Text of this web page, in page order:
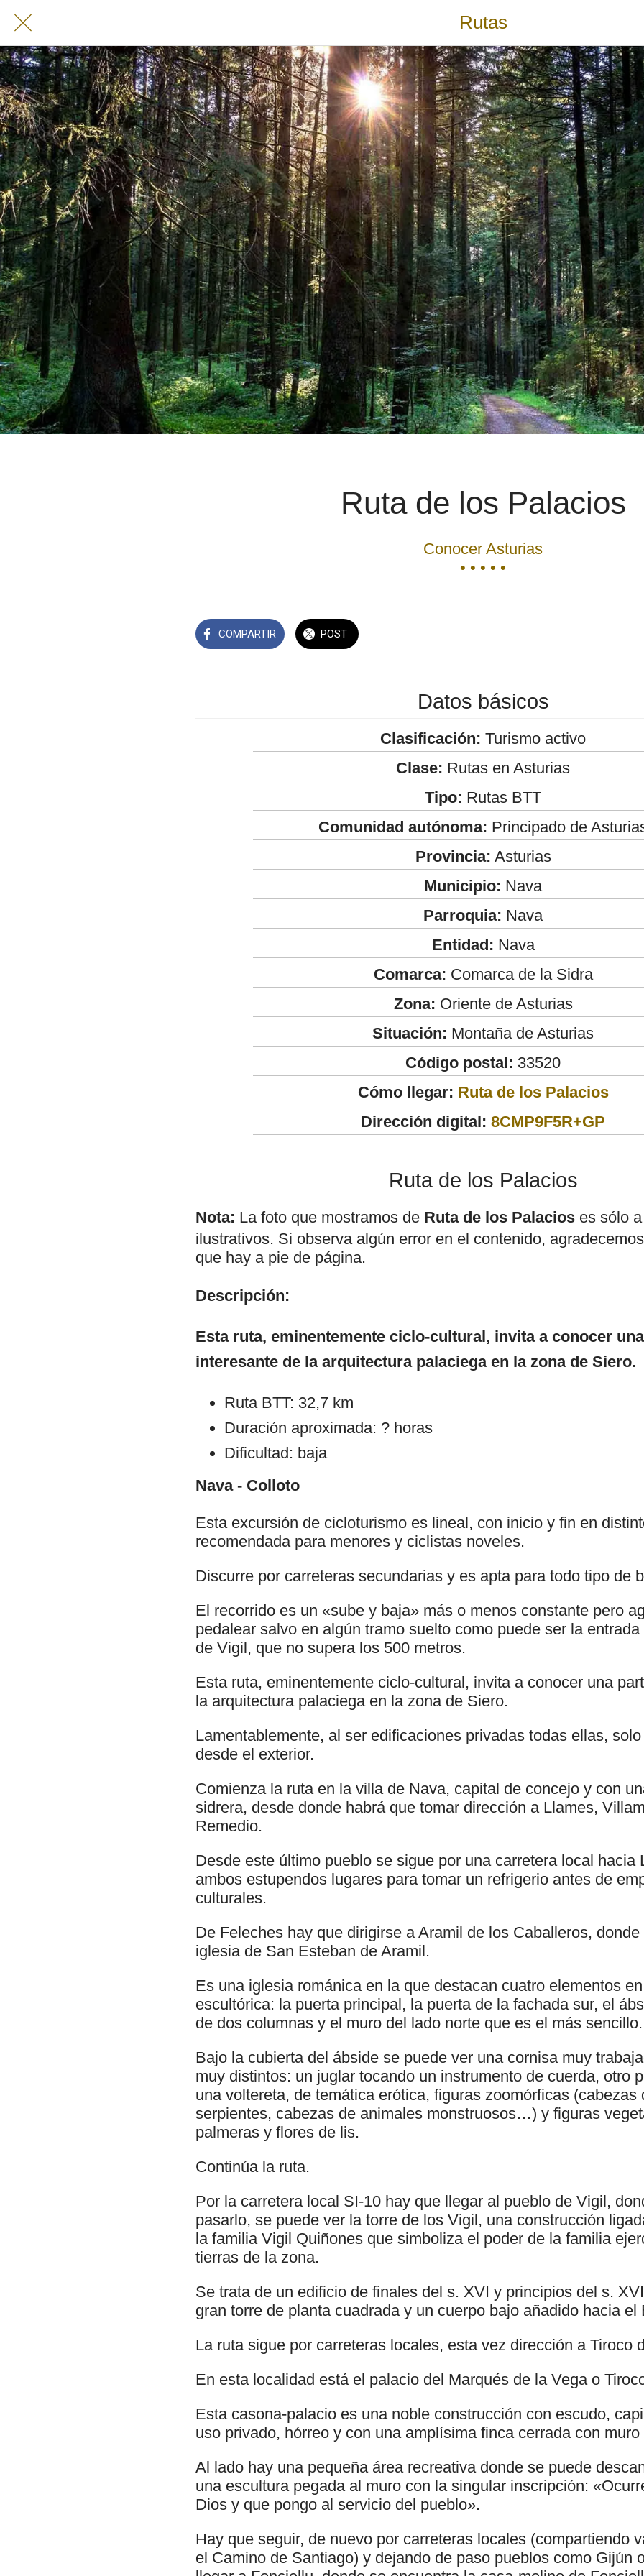
Rutas
Ruta de los Palacios
Conocer Asturias
• • • • •
COMPARTIR POST
Datos básicos
Clasificación: Turismo activo
Clase: Rutas en Asturias
Tipo: Rutas BTT
Comunidad autónoma: Principado de
Provincia: Asturias
Municipio: Nava
Parroquia: Nava
Entidad: Nava
Comarca: Comarca de la Sidra
Zona: Oriente de Asturias
Situación: Montaña de Asturias
Código postal: 33520
Cómo llegar: Ruta de los Palacios
Dirección digital: 8CMP9F5R+GP
Ruta de los Palacios
Nota: La foto que mostramos de Ruta de los Palacios es sólo
ilustrativos. Si observa algún error en el contenido,
que hay a pie de página.
Descripción:
Esta ruta, eminentemente ciclo-cultural, invita a conocer
interesante de la arquitectura palaciega en la zona de Siero.
Ruta BTT: 32,7 km
Duración aproximada: ? horas
Dificultad: baja
Nava - Colloto
Esta excursión de cicloturismo es lineal, con inicio y fin en
recomendada para menores y ciclistas noveles.
Discurre por carreteras secundarias y es apta para todo tipo de
El recorrido es un «sube y baja» más o menos constante pero
pedalear salvo en algún tramo suelto como puede ser la
de Vigil, que no supera los 500 metros.
Esta ruta, eminentemente ciclo-cultural, invita a conocer una
la arquitectura palaciega en la zona de Siero.
Lamentablemente, al ser edificaciones privadas todas ellas,
desde el exterior.
Comienza la ruta en la villa de Nava, capital de concejo y con
sidrera, desde donde habrá que tomar dirección a Llames,
Remedio.
Desde este último pueblo se sigue por una carretera local hacia
ambos estupendos lugares para tomar un refrigerio antes de
culturales.
De Feleches hay que dirigirse a Aramil de los Caballeros,
iglesia de San Esteban de Aramil.
Es una iglesia románica en la que destacan cuatro elementos
escultórica: la puerta principal, la puerta de la fachada sur, el
de dos columnas y el muro del lado norte que es el más sencillo.
Bajo la cubierta del ábside se puede ver una cornisa muy
muy distintos: un juglar tocando un instrumento de cuerda, otro
una voltereta, de temática erótica, figuras zoomórficas (cabezas
serpientes, cabezas de animales monstruosos…) y figuras
palmeras y flores de lis.
Continúa la ruta.
Por la carretera local SI-10 hay que llegar al pueblo de Vigil,
pasarlo, se puede ver la torre de los Vigil, una construcción
la familia Vigil Quiñones que simboliza el poder de la familia
tierras de la zona.
Se trata de un edificio de finales del s. XVI y principios del s.
gran torre de planta cuadrada y un cuerpo bajo añadido hacia el
La ruta sigue por carreteras locales, esta vez dirección a Tiroco
En esta localidad está el palacio del Marqués de la Vega o
Esta casona-palacio es una noble construcción con escudo,
uso privado, hórreo y con una amplísima finca cerrada con
Al lado hay una pequeña área recreativa donde se puede
una escultura pegada al muro con la singular inscripción:
Dios y que pongo al servicio del pueblo».
Hay que seguir, de nuevo por carreteras locales (compartiendo
el Camino de Santiago) y dejando de paso pueblos como Gijún